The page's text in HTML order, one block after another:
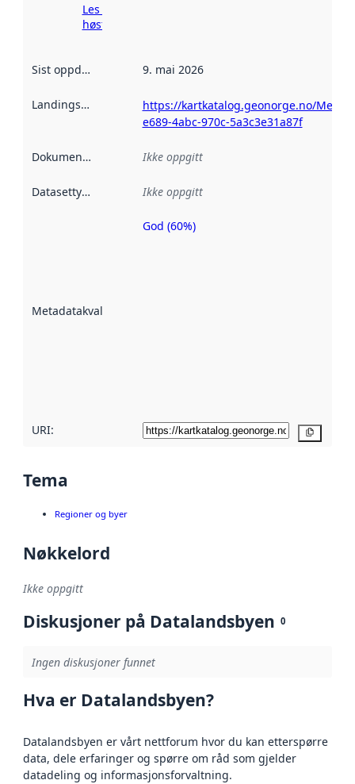
Les mer om
høsting her
Sist oppdatert 9. mai 2026
Landingsside
https://kartkatalog.geonorge.no/
e689-4abc-970c-5a3c3e31a87f
Dokumentasjon Ikke oppgitt
Datasettype Ikke oppgitt
Metadatakvalitet
Metadatakvalitet
God (60%)
URI:
Tema
Regioner og byer
Nøkkelord
Ikke oppgitt
Diskusjoner på Datalandsbyen 0
Ingen diskusjoner funnet
Hva er Datalandsbyen?
Datalandsbyen er vårt nettforum hvor du kan etterspørre
data, dele erfaringer og spørre om råd som gjelder
datadeling og informasjonsforvaltning.